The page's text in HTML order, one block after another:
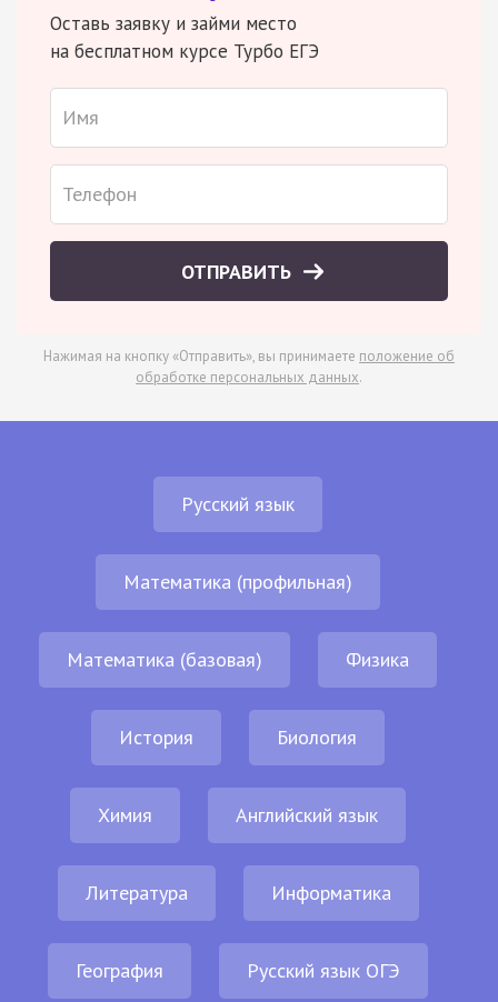
Оставь заявку и займи место
на бесплатном курсе Турбо ЕГЭ
ОТПРАВИТЬ
Нажимая на кнопку «Отправить», вы принимаете положение об
обработке персональных данных.
Русский язык
Математика (профильная)
Математика (базовая) Физика
История Биология
Химия Английский язык
Литература Информатика
География Русский язык ОГЭ